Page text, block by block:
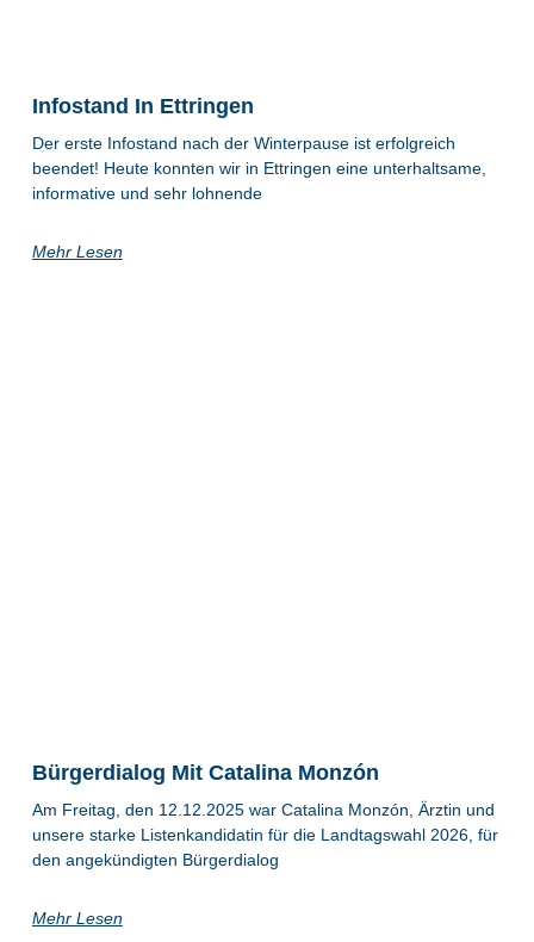
Infostand In Ettringen
Der erste Infostand nach der Winterpause ist erfolgreich
beendet! Heute konnten wir in Ettringen eine unterhaltsame,
informative und sehr lohnende
Mehr Lesen
Bürgerdialog Mit Catalina Monzón
Am Freitag, den 12.12.2025 war Catalina Monzón, Ärztin und
unsere starke Listenkandidatin für die Landtagswahl 2026, für
den angekündigten Bürgerdialog
Mehr Lesen